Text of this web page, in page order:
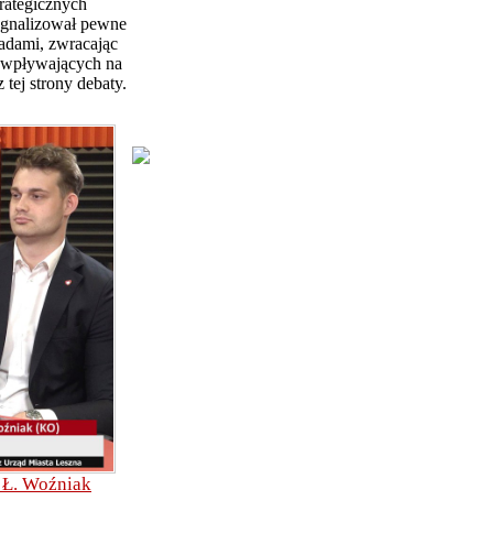
pewne
zwracając
na
tej strony debaty.
Woźniak